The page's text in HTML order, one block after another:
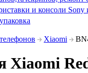
и консоли Sony
Xiaomi
Xiaomi